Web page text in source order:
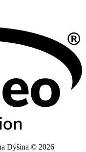
Dýšina © 2026